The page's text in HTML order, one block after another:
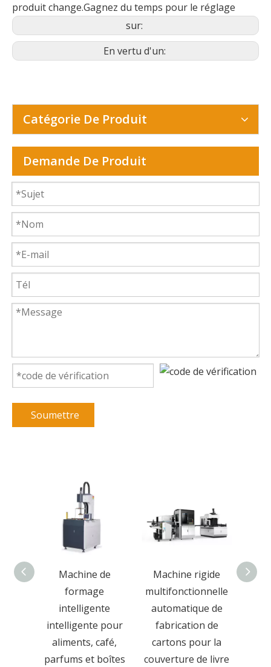
produit change.Gagnez du temps pour le réglage
sur:
En vertu d'un:
Catégorie De Produit
Demande De Produit
Soumettre
Machine de
formage
intelligente
intelligente pour
aliments, café,
parfums et boîtes
Machine rigide
multifonctionnelle
automatique de
fabrication de
cartons pour la
couverture de livre